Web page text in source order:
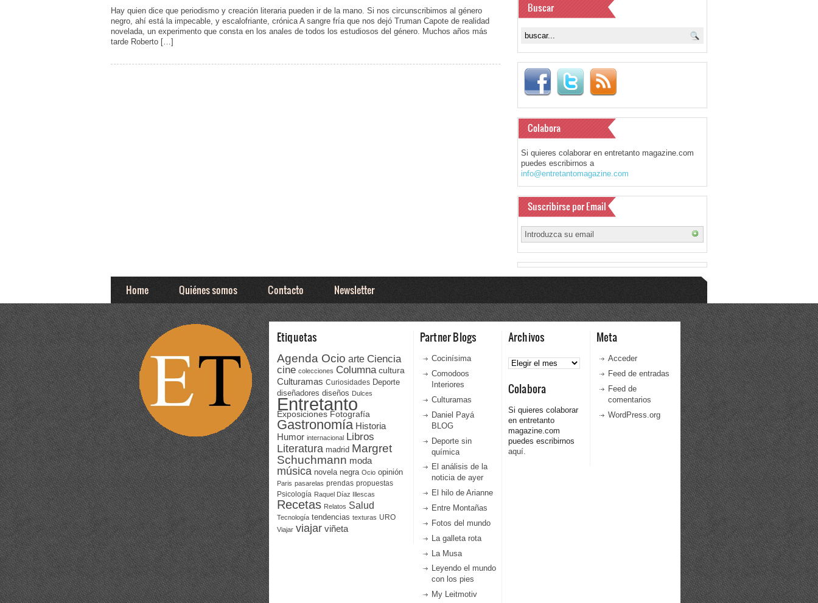
Hay quien dice que periodismo y creación literaria pueden ir de la mano. Si nos circunscribimos al género
negro, ahí está la impecable, y escalofriante, crónica A sangre fría que nos dejó Truman Capote de realidad
novelada, un experimento que consta en los anales de todos los estudiosos del género. Muchos años más
tarde Roberto […]
Buscar
Colabora
Si quieres colaborar en entretanto magazine.com
puedes escribirnos a
info@entretantomagazine.com
Suscribirse por Email
Home Quiénes somos Contacto Newsletter
Etiquetas
Agenda Ocio arte Ciencia
cine colecciones Columna cultura
Culturamas Curiosidades Deporte
diseñadores diseños Dulces
Entretanto
Exposiciones Fotografía
Gastronomía Historia
Humor internacional Libros
Literatura madrid Margret
Schuchmann moda
música novela negra Ocio opinión
Paris pasarelas prendas propuestas
Psicología Raquel Díaz Illescas
Recetas Relatos Salud
Tecnología tendencias texturas URO
Viajar viajar viñeta
Partner Blogs
Cocinísima
Comodoos
Interiores
Culturamas
Daniel Payá
BLOG
Deporte sin
química
El análisis de la
noticia de ayer
El hilo de Arianne
Entre Montañas
Fotos del mundo
La galleta rota
La Musa
Leyendo el mundo
con los pies
My Leitmotiv
Archivos
Archivos
Colabora
Si quieres colaborar
en entretanto
magazine.com
puedes escribirnos
aquí.
Meta
Acceder
Feed de entradas
Feed de
comentarios
WordPress.org